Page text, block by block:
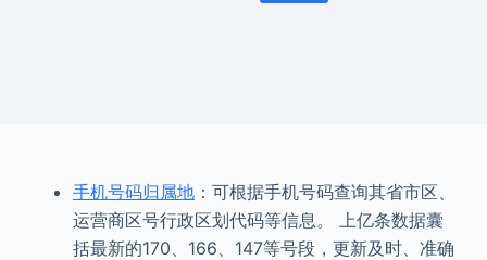
手机号码归属地：可根据手机号码查询其省市区、
运营商区号行政区划代码等信息。 上亿条数据囊
括最新的170、166、147等号段，更新及时、准确